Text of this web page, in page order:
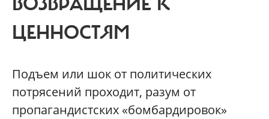
ЦЕННОСТЯМ
Подъем или шок от политических
потрясений проходит, разум от
пропагандистских «бомбардировок»